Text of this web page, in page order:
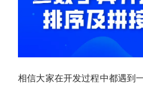
相信大家在开发过程中都遇到